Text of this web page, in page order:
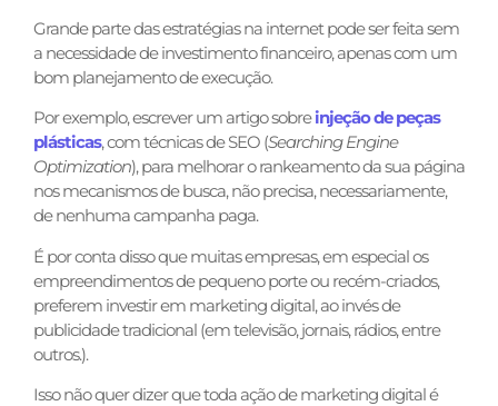
Grande parte das estratégias na internet pode ser feita sem
a necessidade de investimento financeiro, apenas com um
bom planejamento de execução.
Por exemplo, escrever um artigo sobreinjeção de peças
plásticas, com técnicas de SEO (Searching Engine
Optimization), para melhorar o rankeamento da sua página
nos mecanismos de busca, não precisa, necessariamente,
de nenhuma campanha paga.
É por conta disso que muitas empresas, em especial os
empreendimentos de pequeno porte ou recém-criados,
preferem investir em marketing digital, ao invés de
publicidade tradicional (em televisão, jornais, rádios, entre
outros.).
Isso não quer dizer que toda ação de marketing digital é